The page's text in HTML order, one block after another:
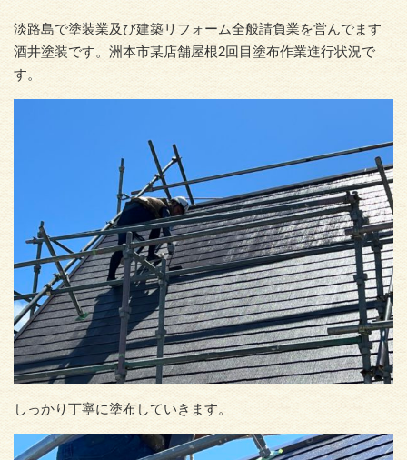
淡路島で塗装業及び建築リフォーム全般請負業を営んでます
酒井塗装です。洲本市某店舗屋根2回目塗布作業進行状況で
す。
しっかり丁寧に塗布していきます。